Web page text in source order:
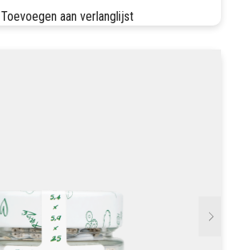
Toevoegen aan verlanglijst